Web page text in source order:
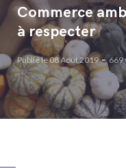
Commerce
à respecter
Publié le 08 Août 2019 669